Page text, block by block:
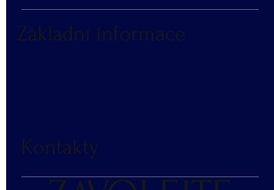
Kontakty
Základní informace